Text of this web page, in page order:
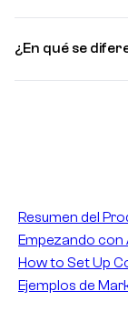
¿En qué se
Resumen del
Empezando
How to Set Up
Ejemplos de